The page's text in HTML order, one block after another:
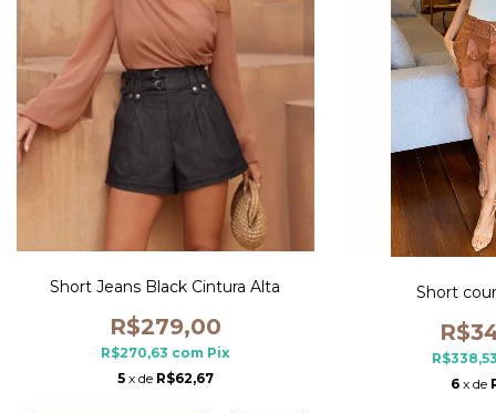
Short Jeans Black Cintura Alta
R$279,00
R$270,63 com Pix
5 x de R$62,67
Short
6 x de